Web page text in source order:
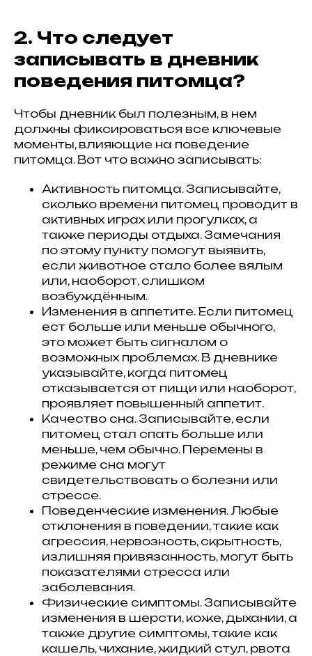
2. Что следует
записывать в дневник
поведения питомца?
Чтобы дневник был полезным, в нем
должны фиксироваться все ключевые
моменты, влияющие на поведение
питомца. Вот что важно записывать:
Активность питомца. Записывайте,
сколько времени питомец проводит в
активных играх или прогулках, а
также периоды отдыха. Замечания
по этому пункту помогут выявить,
если животное стало более вялым
или, наоборот, слишком
возбуждённым.
Изменения в аппетите. Если питомец
ест больше или меньше обычного,
это может быть сигналом о
возможных проблемах. В дневнике
указывайте, когда питомец
отказывается от пищи или наоборот,
проявляет повышенный аппетит.
Качество сна. Записывайте, если
питомец стал спать больше или
меньше, чем обычно. Перемены в
режиме сна могут
свидетельствовать о болезни или
стрессе.
Поведенческие изменения. Любые
отклонения в поведении, такие как
агрессия, нервозность, скрытность,
излишняя привязанность, могут быть
показателями стресса или
заболевания.
Физические симптомы. Записывайте
изменения в шерсти, коже, дыхании, а
также другие симптомы, такие как
кашель, чихание, жидкий стул, рвота